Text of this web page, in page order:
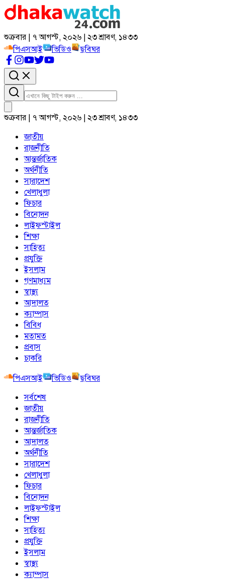
শুক্রবার | ৭ আগস্ট, ২০২৬ | ২৩ শ্রাবণ, ১৪৩৩
পিএসআই
ভিডিও ছবিঘর
শুক্রবার | ৭ আগস্ট, ২০২৬ | ২৩ শ্রাবণ, ১৪৩৩
জাতীয়
রাজনীতি
আন্তর্জাতিক
অর্থনীতি
সারাদেশ
খেলাধুলা
ফিচার
বিনোদন
লাইফস্টাইল
শিক্ষা
সাহিত্য
প্রযুক্তি
ইসলাম
গণমাধ্যম
স্বাস্থ্য
আদালত
ক্যাম্পাস
বিবিধ
মতামত
প্রবাস
চাকরি
পিএসআই
ভিডিও
ছবিঘর
সর্বশেষ
জাতীয়
রাজনীতি
আন্তর্জাতিক
আদালত
অর্থনীতি
সারাদেশ
খেলাধুলা
ফিচার
বিনোদন
লাইফস্টাইল
শিক্ষা
সাহিত্য
প্রযুক্তি
ইসলাম
স্বাস্থ্য
ক্যাম্পাস